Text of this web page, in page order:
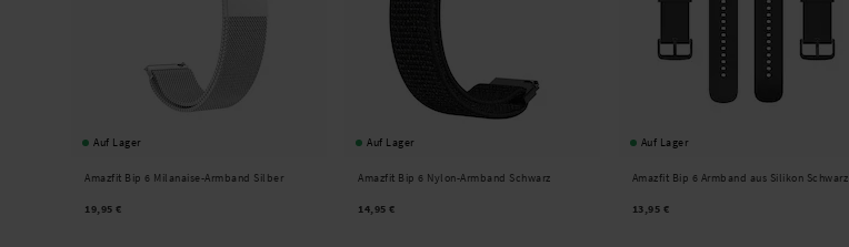
Auf Lager
Amazfit Bip 6 Milanaise-Armband Silber
19,95 €
Auf Lager
Amazfit Bip 6 Nylon-Armband Schwarz
14,95 €
Auf Lager
Amazfit Bip 6 Armband aus Silikon Schwarz
13,95 €